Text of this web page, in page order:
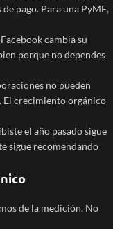
pago. Para una PyME,
cambia su
porque no dependes
no pueden
El crecimiento orgánico
el año pasado sigue
sigue recomendando
de la medición. No